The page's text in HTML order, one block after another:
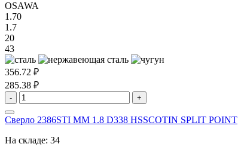
OSAWA
1.70
1.7
20
43
356.72 ₽
285.38 ₽
- +
Сверло 2386STI MM 1.8 D338 HSSCOTIN SPLIT POINT
На складе: 34